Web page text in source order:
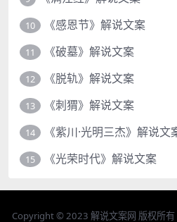
10 《感恩节》解说文案
11 《破墓》解说文案
12 《脱轨》解说文案
13 《刺猬》解说文案
14 《紫川·光明三杰》解说文
15 《光荣时代》解说文案
Copyright © 2023 解说文案网 版权所有